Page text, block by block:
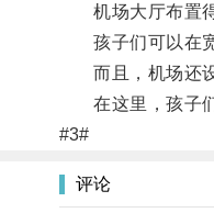
机场大厅布置得
孩子们可以在宽
而且，机场还设
在这里，孩子们
#3#
评论